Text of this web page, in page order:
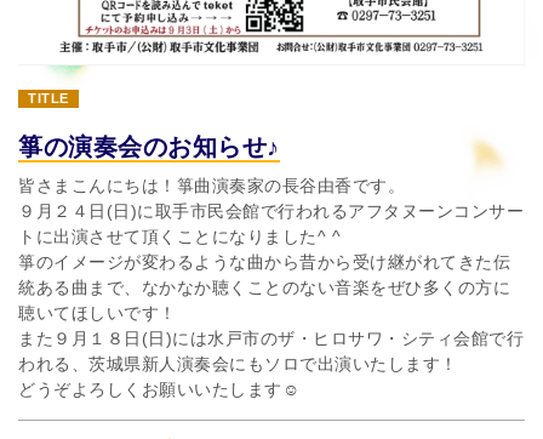
TITLE
箏の演奏会のお知らせ♪
皆さまこんにちは！箏曲演奏家の長谷由香です。
９月２４日(日)に取手市民会館で行われるアフタヌーンコンサー
トに出演させて頂くことになりました^ ^
箏のイメージが変わるような曲から昔から受け継がれてきた伝
統ある曲まで、なかなか聴くことのない音楽をぜひ多くの方に
聴いてほしいです！
また９月１８日(日)には水戸市のザ・ヒロサワ・シティ会館で行
われる、茨城県新人演奏会にもソロで出演いたします！
どうぞよろしくお願いいたします☺︎